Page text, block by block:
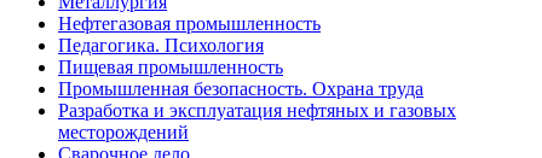
Нефтегазовая промышленность
Педагогика. Психология
Пищевая промышленность
Промышленная безопасность. Охрана труда
Разработка и эксплуатация нефтяных и газовых
месторождений
Сварочное дело